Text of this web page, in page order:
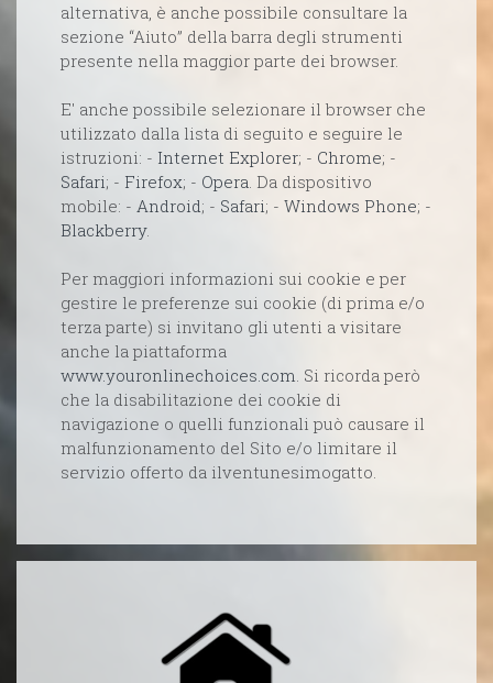
alternativa, è anche possibile consultare la
sezione “Aiuto” della barra degli strumenti
presente nella maggior parte dei browser.
E' anche possibile selezionare il browser che
utilizzato dalla lista di seguito e seguire le
istruzioni: - Internet Explorer; - Chrome; -
Safari; - Firefox; - Opera. Da dispositivo
mobile: - Android; - Safari; - Windows Phone; -
Blackberry.
Per maggiori informazioni sui cookie e per
gestire le preferenze sui cookie (di prima e/o
terza parte) si invitano gli utenti a visitare
anche la piattaforma
www.youronlinechoices.com. Si ricorda però
che la disabilitazione dei cookie di
navigazione o quelli funzionali può causare il
malfunzionamento del Sito e/o limitare il
servizio offerto da ilventunesimogatto.